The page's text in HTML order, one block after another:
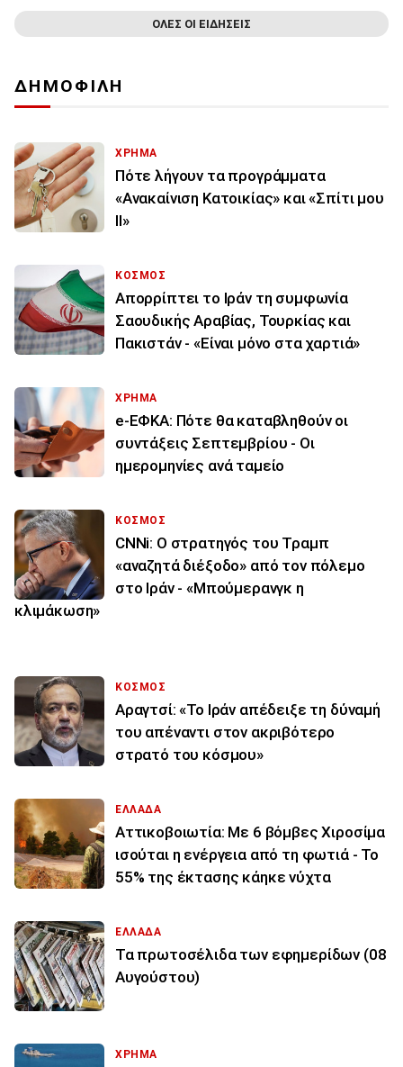
ΟΛΕΣ ΟΙ ΕΙΔΗΣΕΙΣ
ΔΗΜΟΦΙΛΗ
ΧΡΗΜΑ
Πότε λήγουν τα προγράμματα
«Ανακαίνιση Κατοικίας» και «Σπίτι μου
ΙΙ»
ΚΟΣΜΟΣ
Απορρίπτει το Ιράν τη συμφωνία
Σαουδικής Αραβίας, Τουρκίας και
Πακιστάν - «Είναι μόνο στα χαρτιά»
ΧΡΗΜΑ
e-ΕΦΚΑ: Πότε θα καταβληθούν οι
συντάξεις Σεπτεμβρίου - Οι
ημερομηνίες ανά ταμείο
ΚΟΣΜΟΣ
CNNi: Ο στρατηγός του Τραμπ
«αναζητά διέξοδο» από τον πόλεμο
στο Ιράν - «Μπούμερανγκ η
κλιμάκωση»
ΚΟΣΜΟΣ
Αραγτσί: «Το Ιράν απέδειξε τη δύναμή
του απέναντι στον ακριβότερο
στρατό του κόσμου»
ΕΛΛΑΔΑ
Αττικοβοιωτία: Με 6 βόμβες Χιροσίμα
ισούται η ενέργεια από τη φωτιά - Το
55% της έκτασης κάηκε νύχτα
ΕΛΛΑΔΑ
Τα πρωτοσέλιδα των εφημερίδων (08
Αυγούστου)
ΧΡΗΜΑ